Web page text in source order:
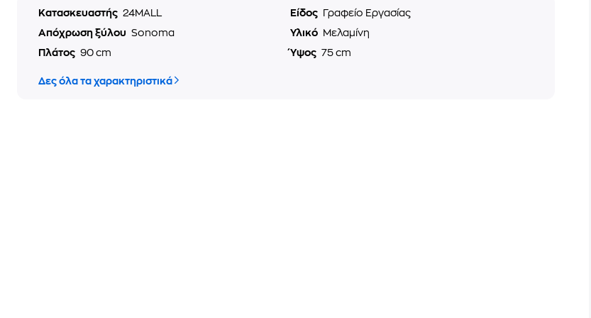
Κατασκευαστής 24MALL Είδος
Γραφείο Εργασίας
Απόχρωση ξύλου Sonoma Υλικό
Μελαμίνη
Πλάτος 90 cm Ύψος 75 cm
Δες όλα τα χαρακτηριστικά